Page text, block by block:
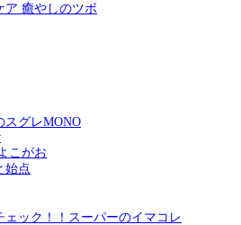
ア 癒やしのツボ
スグレMONO
こがお
始点
ェック！！スーパーのイマコレ